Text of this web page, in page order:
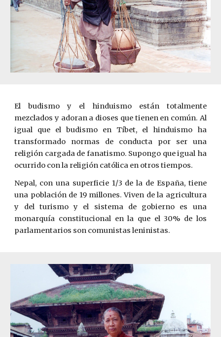
El budismo y el hinduismo están totalmente
mezclados y adoran a dioses que tienen en común. Al
igual que el budismo en Tíbet, el hinduismo ha
transformado normas de conducta por ser una
religión cargada de fanatismo. Supongo que i­gual ha
ocurrido con la religión católica en otros tiempos.
Nepal, con una superficie 1/3 de la de España, tiene
una población de 19 millones. Viven de la agricultura
y del turismo y el sistema de gobierno es una
monarquía constitucional en la ­que el 30% de los
parlamentarios son comunistas leninistas.